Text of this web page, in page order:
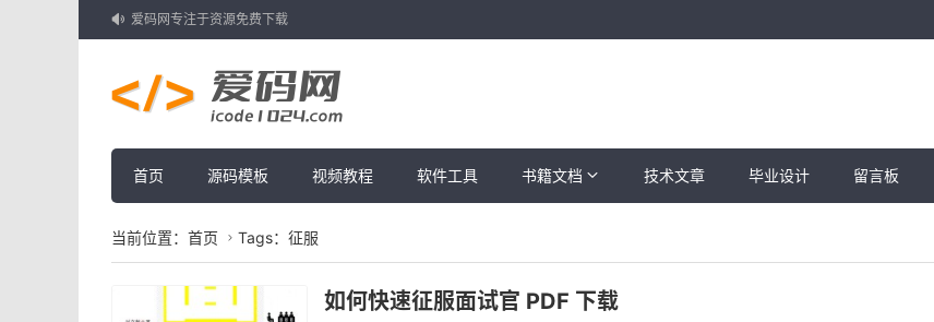
 爱码网专注于资源免费下载
首页 源码模板 视频教程 软件工具 书籍文档 技术文章 毕业设计 留言板
当前位置： 首页  Tags：征服
如何快速征服面试官 PDF 下载